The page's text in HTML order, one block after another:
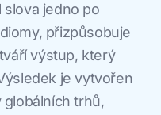
jedno po
přizpůsobuje
výstup, který
je vytvořen
trhů,